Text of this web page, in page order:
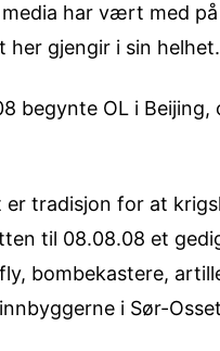
har vært med
her gjengir i sin helhet.
begynte OL i
tradisjon for at
til 08.08.08 et
bombekastere,
i Sør-